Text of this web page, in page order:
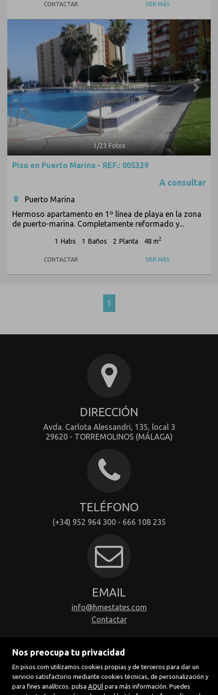
Nos preocupa tu privacidad
En pisos.com utilizamos cookies propias y de terceros para dar un
servicio satisfactorio mediante cookies técnicas, de personalización y
para fines analíticos. pulsa AQUÍ para más información. Puedes
CONTACTAR VER MÁS
Next
1/23Fotos
Piso en Puerto Marina - REF.: 005329
A consultar
room
Puerto Marina
Hermoso apartamento en 1º línea de playa en la zona
de puerto-marina. Completamente reformado y...
1 Habs 1 Baños 2 Planta 48 m2
CONTACTAR VER MÁS
1
DIRECCIÓN
Avda. Carlota Alessandri, 135, local 3
29620 - TORREMOLINOS (MÁLAGA)
TELÉFONO
(+34) 952 964 300 - 666 108 235
EMAIL
info@hmestates.com
Contactar